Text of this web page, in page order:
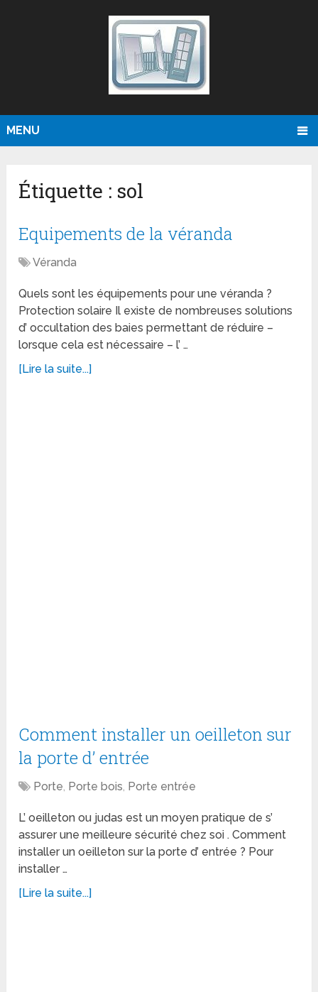
MENU
Étiquette : sol
Equipements de la véranda
Véranda
Quels sont les équipements pour une véranda ?
Protection solaire Il existe de nombreuses solutions
d’ occultation des baies permettant de réduire –
lorsque cela est nécessaire – l’ …
[Lire la suite...]
Comment installer un oeilleton sur
la porte d’ entrée
Porte, Porte bois, Porte entrée
L’ oeilleton ou judas est un moyen pratique de s’
assurer une meilleure sécurité chez soi . Comment
installer un oeilleton sur la porte d’ entrée ? Pour
installer …
[Lire la suite...]